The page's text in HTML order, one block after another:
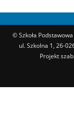
© Szkoła
ul. Szkolna 1, 26-
Projekt